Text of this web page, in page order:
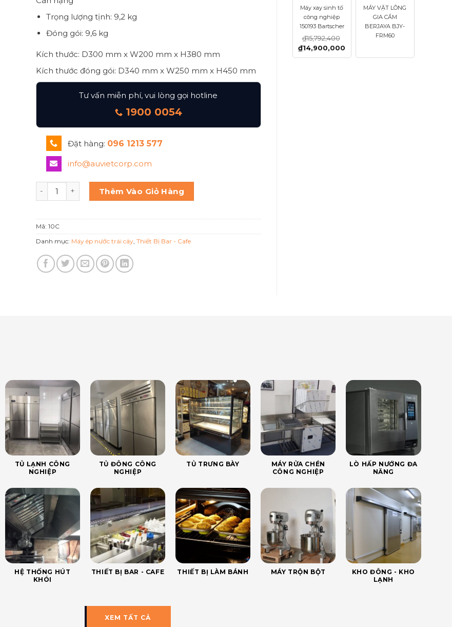
Trọng lượng tịnh: 9,2 kg
Đóng gói: 9,6 kg
Kích thước: D300 mm x W200 mm x H380 mm
Kích thước đóng gói: D340 mm x W250 mm x H450 mm
Tư vấn miễn phí, vui lòng gọi hotline
1900 0054
Đặt hàng: 096 1213 577
info@auvietcorp.com
Máy ép cam có cần gạt mạ Crom Santos 10c số lượng
Thêm Vào Giỏ Hàng
Mã:10C
Danh mục: Máy ép nước trái cây ,Thiết Bị Bar - Cafe
Máy xay sinh tố
công nghiệp
150193 Bartscher
₫15,792,400
₫14,900,000
MÁY VẶT LÔNG
GIA CẦM
BERJAYA BJY-
FRM60
TỦ LẠNH CÔNG
NGHIỆP
TỦ ĐÔNG CÔNG
NGHIỆP
TỦ TRƯNG BÀY
MÁY RỬA CHÉN
CÔNG NGHIỆP
LÒ HẤP NƯỚNG ĐA
NĂNG
HỆ THỐNG HÚT
KHÓI
THIẾT BỊ BAR - CAFE THIẾT BỊ LÀM BÁNH MÁY TRỘN BỘT
KHO ĐÔNG - KHO
LẠNH
XEM TẤT CẢ